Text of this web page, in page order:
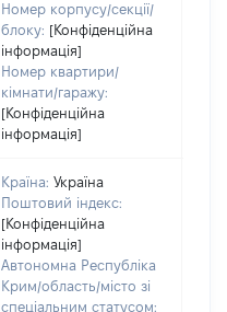
Номер корпусу/секції/
блоку: [Конфіденційна
інформація]
Номер квартири/
кімнати/гаражу:
[Конфіденційна
інформація]
Країна: Україна
Поштовий індекс:
[Конфіденційна
інформація]
Автономна Республіка
Крим/область/місто зі
спеціальним статусом: